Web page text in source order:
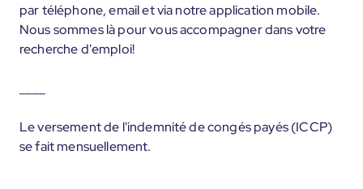
par téléphone, email et via notre application mobile.
Nous sommes là pour vous accompagner dans votre
recherche d'emploi!
Le versement de l'indemnité de congés payés (ICCP)
se fait mensuellement.